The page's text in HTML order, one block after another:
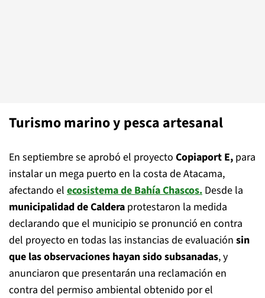
Turismo marino y pesca artesanal
En septiembre se aprobó el proyecto Copiaport E, para
instalar un mega puerto en la costa de Atacama,
afectando el ecosistema de Bahía Chascos. Desde la
municipalidad de Caldera protestaron la medida
declarando que el municipio se pronunció en contra
del proyecto en todas las instancias de evaluación sin
que las observaciones hayan sido subsanadas, y
anunciaron que presentarán una reclamación en
contra del permiso ambiental obtenido por el